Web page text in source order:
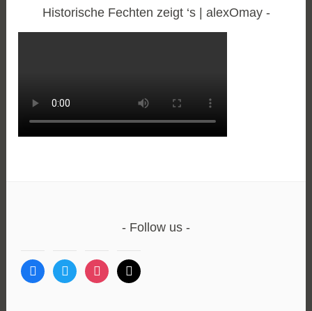
Historische Fechten zeigt ‘s | alexOmay
Follow us
facebooktwitter instagram
mail